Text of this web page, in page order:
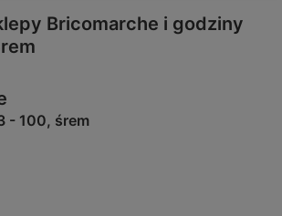
Bricomarche i godziny
- 100, śrem